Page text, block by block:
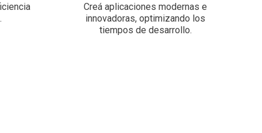
Creá aplicaciones modernas e
innovadoras, optimizando los
tiempos de desarrollo.